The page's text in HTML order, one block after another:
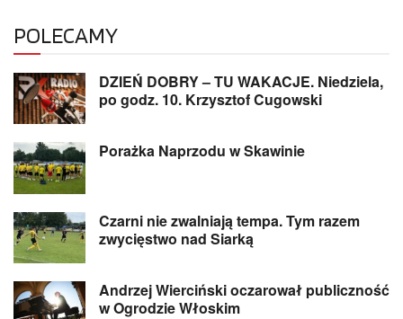
POLECAMY
DZIEŃ DOBRY – TU WAKACJE. Niedziela,
po godz. 10. Krzysztof Cugowski
Porażka Naprzodu w Skawinie
Czarni nie zwalniają tempa. Tym razem
zwycięstwo nad Siarką
Andrzej Wierciński oczarował publiczność
w Ogrodzie Włoskim